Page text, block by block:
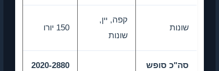
שונות
קפה, יין,
שונות
150 יורו
סה"כ סופש
2020-2880